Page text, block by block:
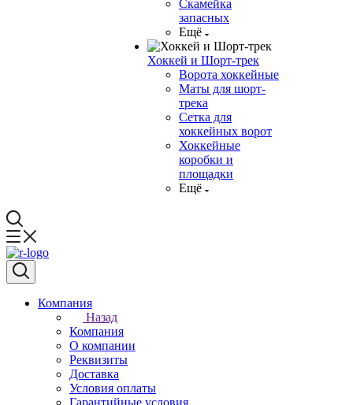
Скамейка
запасных
Ещё
Хоккей и Шорт-трек
Ворота хоккейные
Маты для шорт-
трека
Сетка для
хоккейных ворот
Хоккейные
коробки и
площадки
Ещё
Компания
Назад
Компания
О компании
Реквизиты
Доставка
Условия оплаты
Гарантийные условия